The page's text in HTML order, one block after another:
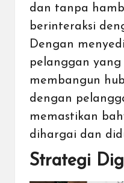
dan tanpa
berinteraksi
Dengan
pelanggan
membangun
dengan
memastikan
dihargai dan
Strategi